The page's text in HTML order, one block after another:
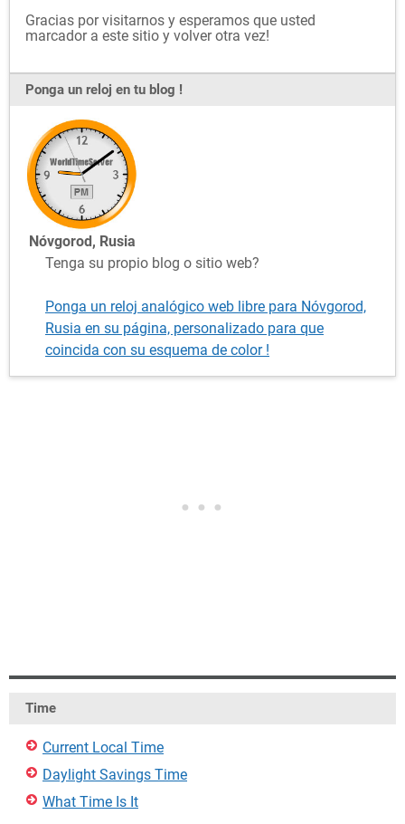
Gracias por visitarnos y esperamos que usted
marcador a este sitio y volver otra vez!
Ponga un reloj en tu blog !
Nóvgorod, Rusia
Tenga su propio blog o sitio web?
Ponga un reloj analógico web libre para Nóvgorod,
Rusia en su página, personalizado para que
coincida con su esquema de color !
Time
Current Local Time
Daylight Savings Time
What Time Is It